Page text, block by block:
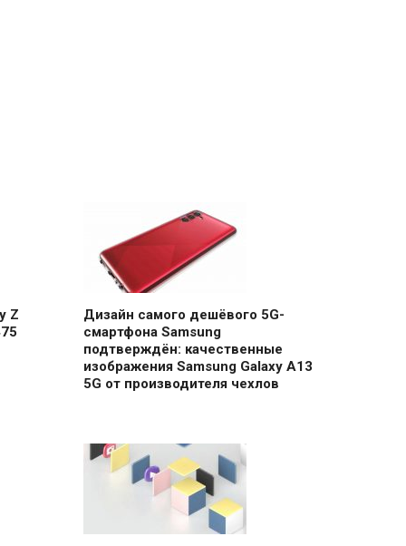
Z
Дизайн самого дешёвого 5G-
смартфона Samsung
подтверждён: качественные
изображения Samsung Galaxy A13
5G от производителя чехлов